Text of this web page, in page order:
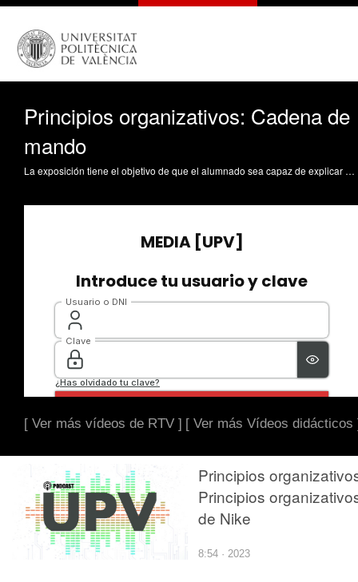
Principios organizativos: Cadena de
mando
La exposición tiene el objetivo de que el alumnado sea capaz de explicar el principio organizativo de la especialización del trabajo en las organizaciones. También podrá argumentar con qué nivel de especialización está más a gusto, así como las personas de su entorno. Podrá explicar la importancia de la especialización en la gestión de la eficiencia, la productividad y el interés de los trabajadores en su posición. Se analiza la definición y funcionamiento de la especialización del trabajo, sus ventajas y desventajas y su relación con la motivación de los empleados. Lull, Juan-José (2023). Principios organizativos: Cadena de mando. https://riunet.upv.es/handle/10251/194620 DER
[ Ver más vídeos de RTV ] [ Ver más Vídeos didácticos
Principios
Principios
de Nike
8:54 · 2023